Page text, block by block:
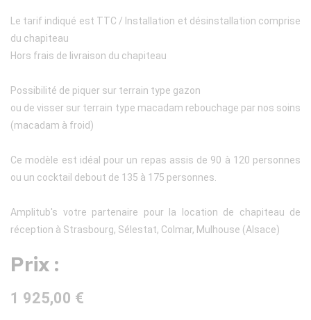
Le tarif indiqué est TTC / Installation et désinstallation comprise
du chapiteau
Hors frais de livraison du chapiteau
Possibilité de piquer sur terrain type gazon
ou de visser sur terrain type macadam rebouchage par nos soins
(macadam à froid)
Ce modèle est idéal pour un repas assis de 90 à 120 personnes
ou un cocktail debout de 135 à 175 personnes.
Amplitub's votre partenaire pour la location de chapiteau de
réception à Strasbourg, Sélestat, Colmar, Mulhouse (Alsace)
Prix :
1 925,00 €